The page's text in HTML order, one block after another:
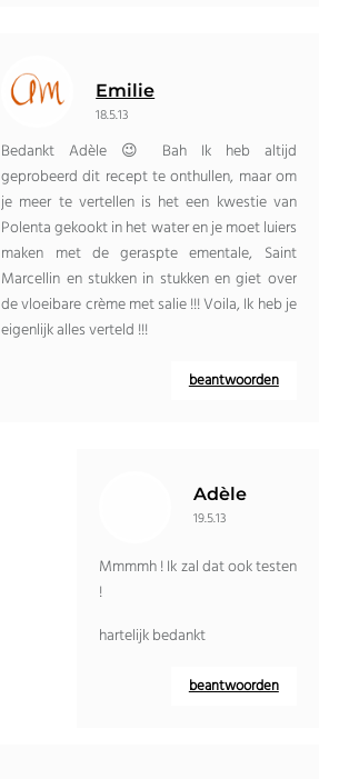
Emilie
18.5.13
Bedankt Adèle 😉 Bah Ik heb altijd
geprobeerd dit recept te onthullen, maar om
je meer te vertellen is het een kwestie van
Polenta gekookt in het water en je moet luiers
maken met de geraspte ementale, Saint
Marcellin en stukken in stukken en giet over
de vloeibare crème met salie !!! Voila, Ik heb je
eigenlijk alles verteld !!!
beantwoorden
Adèle
19.5.13
Mmmmh ! Ik zal dat ook testen
!
hartelijk bedankt
beantwoorden